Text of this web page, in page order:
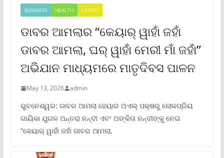
BUSINESS HEALTH LATEST
ଡାବର ଆମଲାର “କେୟାର୍ ୱାହାଁ ଜହାଁ
ଡାବର ଆମଲା, ଘର୍ ୱାହାଁ ମେରୀ ମାଁ ଜହାଁ”
ଅଭିଯାନ ମାଧ୍ୟମରେ ମାତୃଦିବସ ପାଳନ
May 13, 2026 admin
ଭୁବନେଶ୍ୱର: ଡାବର ଆମଲା ହେୟାର ଅଏଲ୍ ପକ୍ଷରୁ ଲୋକପ୍ରିୟ
ଗାୟିକା ଯୁଗଳ ଅନ୍ତରା ନନ୍ଦୀ ଏବଂ ଅଙ୍କିତା ନନ୍ଦୀଙ୍କୁ ନେଇ
“କେୟାର୍ ୱାହାଁ ଜହାଁ ଡାବର ଆମଲା,